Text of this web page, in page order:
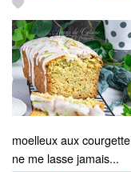
moelleux aux
ne me lasse jamais...